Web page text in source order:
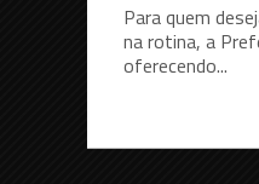
Para quem
na rotina, a
oferecendo...